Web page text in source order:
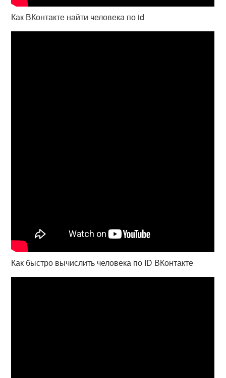
Как ВКонтакте найти человека по id
Как быстро вычислить человека по ID ВКонтакте